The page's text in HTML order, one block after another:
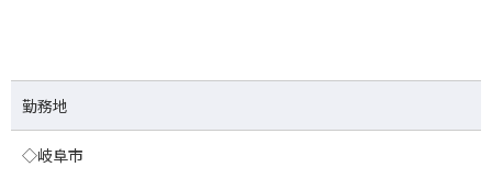
勤務地
◇岐阜市